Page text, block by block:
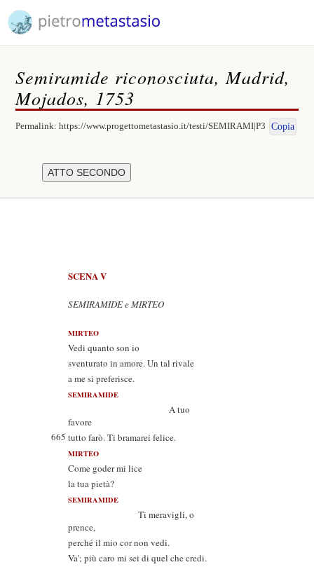
Semiramide riconosciuta, Madrid,
Mojados, 1753
Permalink:https://www.progettometastasio.it/testi/SEMIRAMI|P3 Copia
SCENA V
SEMIRAMIDE e MIRTEO
MIRTEO
Vedi quanto son io
sventurato in amore. Un tal rivale
a me si preferisce.
SEMIRAMIDE
A tuo
favore
665 tutto farò. Ti bramarei felice.
MIRTEO
Come goder mi lice
la tua pietà?
SEMIRAMIDE
Ti meravigli, o
prence,
perché il mio cor non vedi.
Va'; più caro mi sei di quel che credi.